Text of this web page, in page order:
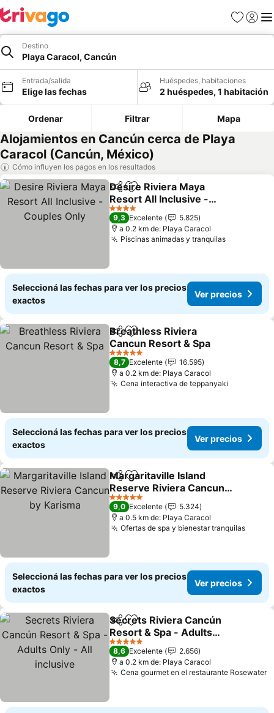
Favoritos
Iniciar
Destino
Playa Caracol, Cancún
Entrada/salida
Elige las fechas
Huéspedes, habitaciones
2 huéspedes, 1 habitación
Ordenar Filtrar Mapa
Alojamientos en Cancún cerca de Playa
Caracol (Cancún, México)
Cómo influyen los pagos en los resultados
CompartirAñadir a favoritos
Desire Riviera Maya
Resort All Inclusive -
Couples Only
Ver precios
4 Estrellas
9,3 Excelente
5.825
a 0.2 km de: Playa Caracol
Piscinas animadas y tranquilasVer
Seleccioná las fechas para ver los precios
exactos
Ver precios
CompartirAñadir a favoritos
Breathless Riviera
Cancun Resort & Spa
Ver precios
5 Estrellas
8,7 Excelente
16.595
a 0.2 km de: Playa Caracol
Cena interactiva de teppanyaki
Seleccioná las fechas para ver los precios
exactos
Ver precios
CompartirAñadir a favoritos
Margaritaville Island
Reserve Riviera Cancun
by Karisma
Ver precios
5 Estrellas
9,0 Excelente
5.324
a 0.5 km de: Playa Caracol
Ofertas de spa y bienestar tranquilasVer
Seleccioná las fechas para ver los precios
exactos
Ver precios
CompartirAñadir a favoritos
Secrets Riviera Cancún
Resort & Spa - Adults
Only - All inclusive
Ver precios
5 Estrellas
8,6 Excelente
2.656
a 0.2 km de: Playa Caracol
Cena gourmet en el restaurante Rosewater